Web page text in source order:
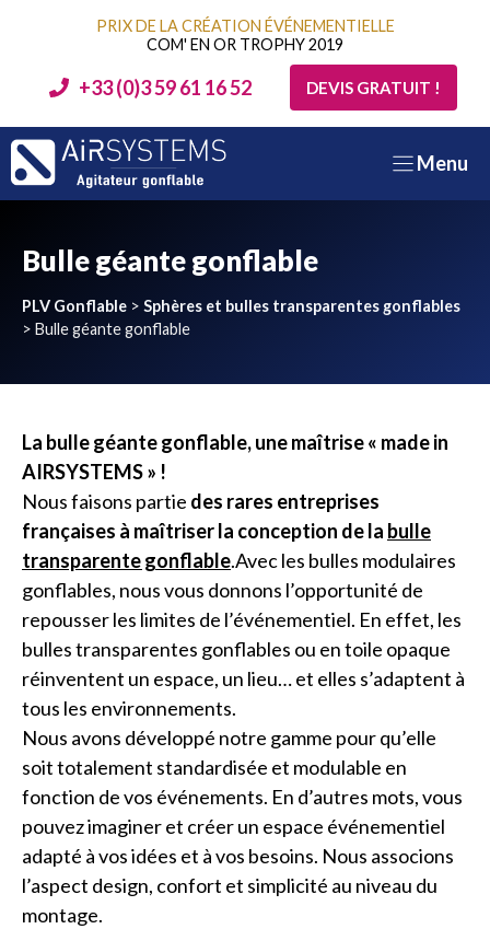
contenu
PRIX DE LA CRÉATION ÉVÉNEMENTIELLE
COM' EN OR TROPHY 2019
+33 (0)3 59 61 16 52 DEVIS GRATUIT !
Menu
Bulle géante gonflable
PLV Gonflable > Sphères et bulles transparentes gonflables
> Bulle géante gonflable
La bulle géante gonflable, une maîtrise « made in
AIRSYSTEMS » !
Nous faisons partie des rares entreprises
françaises à maîtriser la conception de la bulle
transparente gonflable.Avec les bulles modulaires
gonflables, nous vous donnons l’opportunité de
repousser les limites de l’événementiel. En effet, les
bulles transparentes gonflables ou en toile opaque
réinventent un espace, un lieu… et elles s’adaptent à
tous les environnements.
Nous avons développé notre gamme pour qu’elle
soit totalement standardisée et modulable en
fonction de vos événements. En d’autres mots, vous
pouvez imaginer et créer un espace événementiel
adapté à vos idées et à vos besoins. Nous associons
l’aspect design, confort et simplicité au niveau du
montage.